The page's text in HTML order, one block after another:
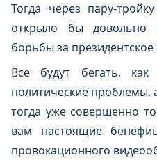
Тогда через пару-
открыло бы довольно
борьбы за президентское
Все будут бегать, как
политические проблемы,
тогда уже совершенно
вам настоящие
провокационного